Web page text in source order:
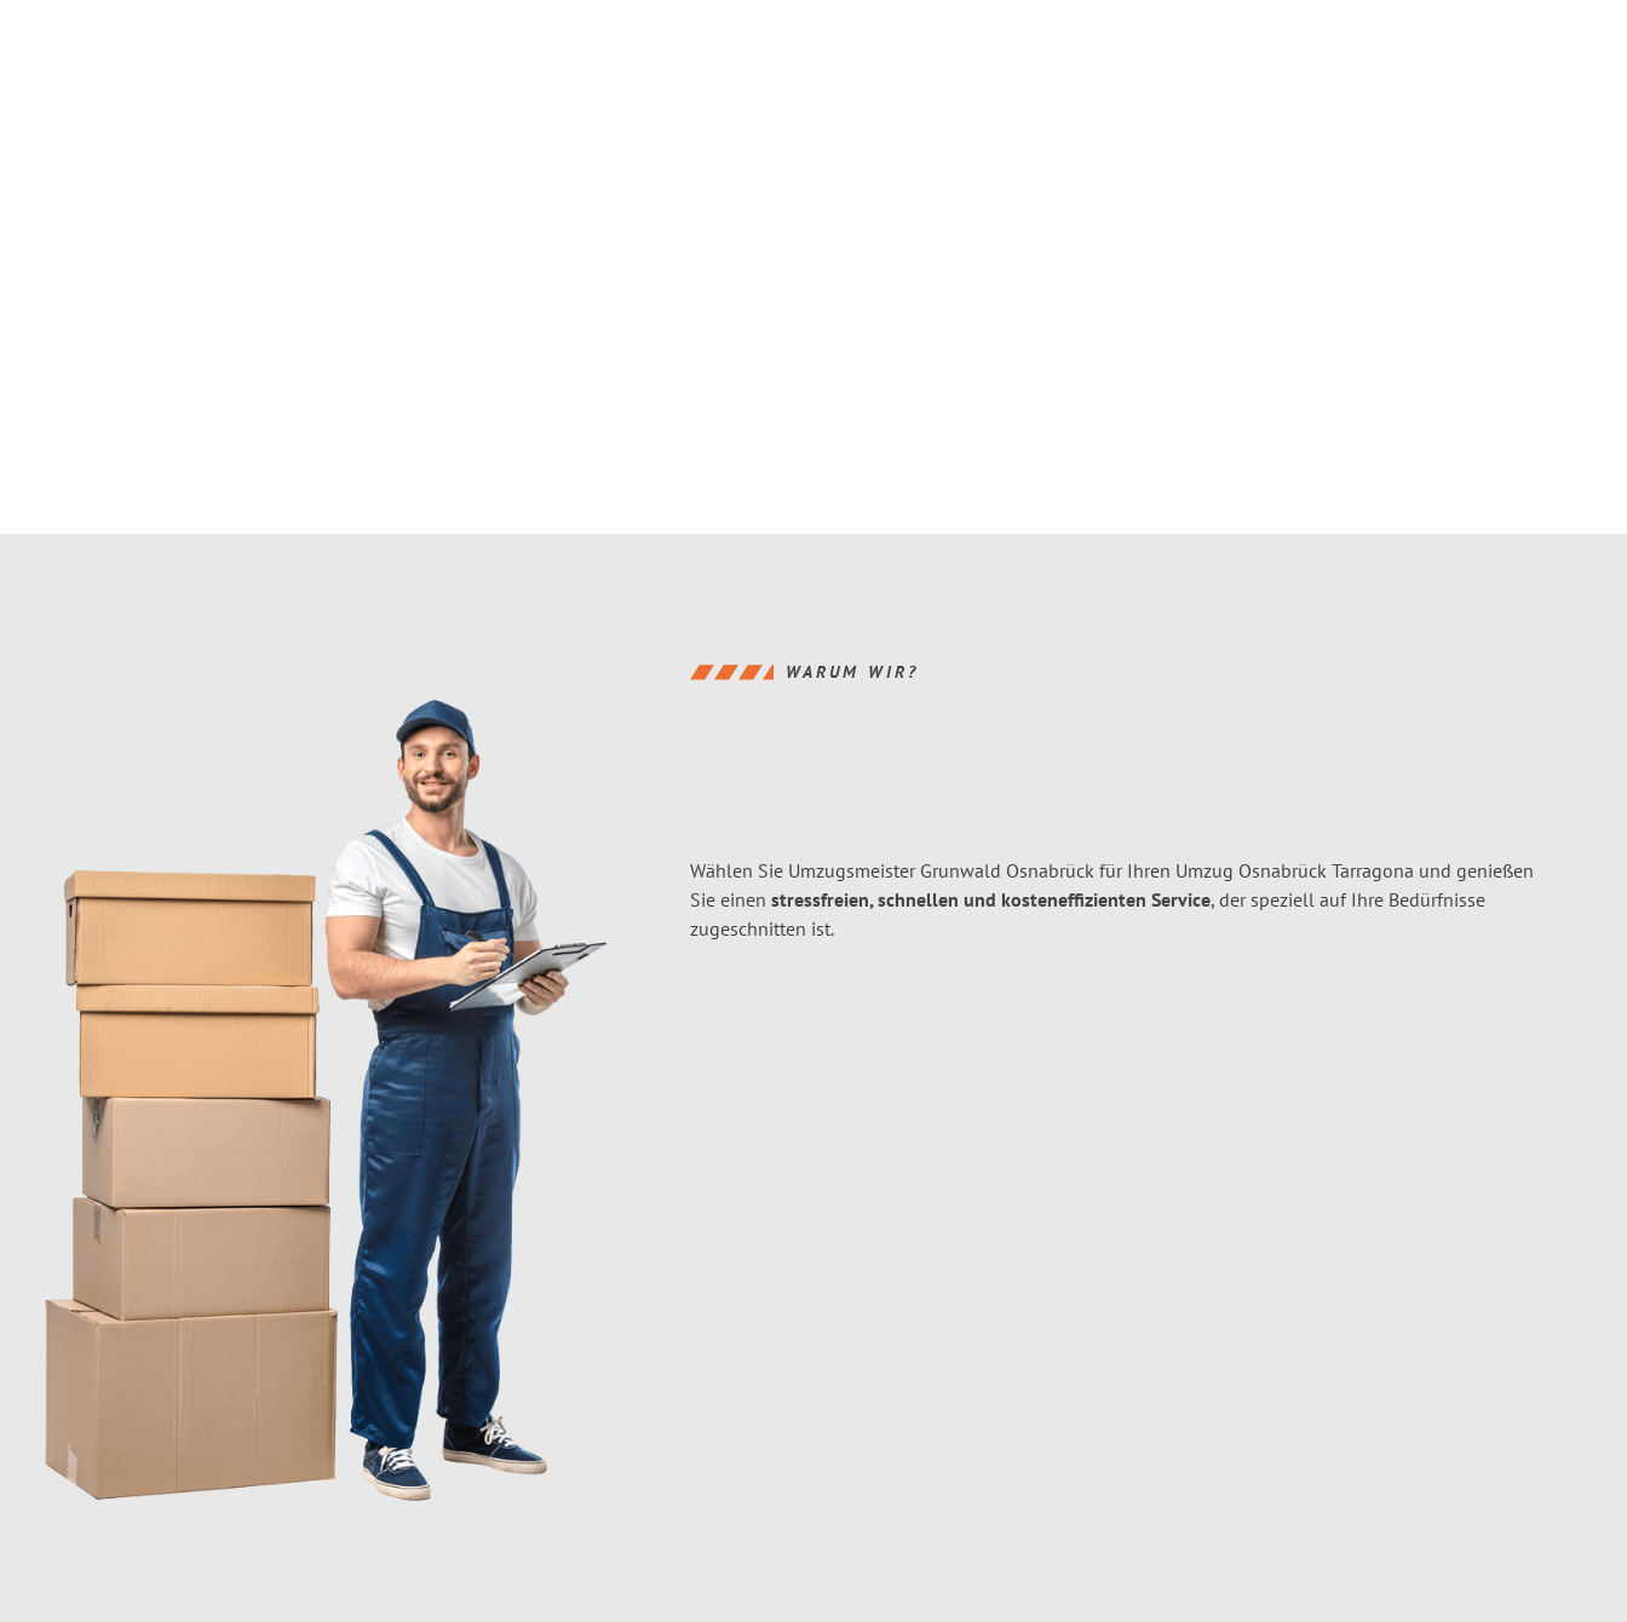
WARUM WIR?
Wählen Sie Umzugsmeister Grunwald Osnabrück für Ihren Umzug Osnabrück Tarragona und genießen
Sie einen stressfreien, schnellen und kosteneffizienten Service, der speziell auf Ihre Bedürfnisse
zugeschnitten ist.